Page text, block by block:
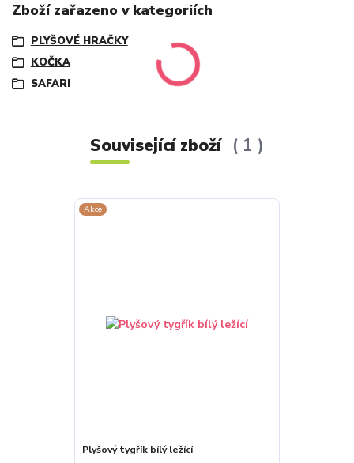
Zboží zařazeno v kategoriích
PLYŠOVÉ HRAČKY
KOČKA
SAFARI
Související zboží 1
Akce
Plyšový tygřík bílý ležící